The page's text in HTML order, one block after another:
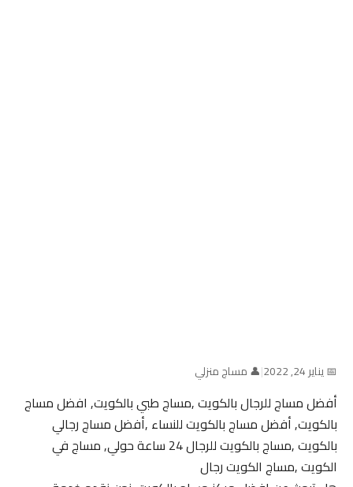
📅 يناير 24, 2022 |👤 مساج منزلي
أفضل مساج للرجال بالكويت ,مساج طبي بالكويت, افضل مساج
بالكويت, أفضل مساج بالكويت للنساء ,أفضل مساج رجالي
بالكويت ,مساج بالكويت للرجال 24 ساعة حولي, مساج في
الكويت ,مساج الكويت رجال